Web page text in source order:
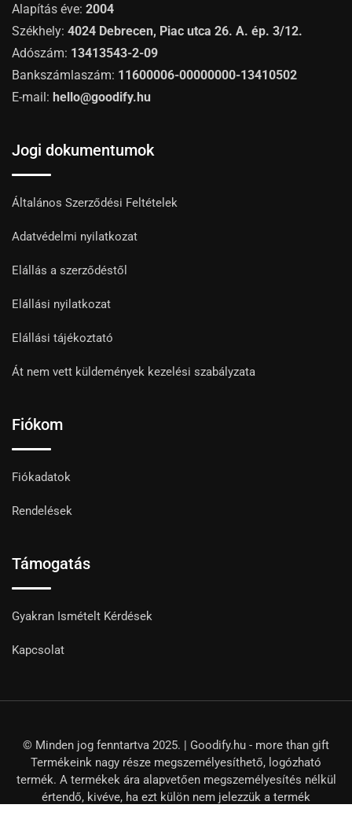
Alapítás éve: 2004
Székhely: 4024 Debrecen, Piac utca 26. A. ép. 3/12.
Adószám: 13413543-2-09
Bankszámlaszám: 11600006-00000000-13410502
E-mail: hello@goodify.hu
Jogi dokumentumok
Általános Szerződési Feltételek
Adatvédelmi nyilatkozat
Elállás a szerződéstől
Elállási nyilatkozat
Elállási tájékoztató
Át nem vett küldemények kezelési szabályzata
Fiókom
Fiókadatok
Rendelések
Támogatás
Gyakran Ismételt Kérdések
Kapcsolat
© Minden jog fenntartva 2025. | Goodify.hu - more than gift
Termékeink nagy része megszemélyesíthető, logózható
termék. A termékek ára alapvetően megszemélyesítés nélkül
értendő, kivéve, ha ezt külön nem jelezzük a termék